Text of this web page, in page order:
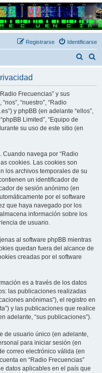
Identificarse
Registrarse
Frecuencias” y sus
“nuestro”, “Radio
y phpBB (en adelante “ellos”,
Limited”, “Equipo de
su uso de este sitio (en
Cuando navega por “Radio
cookies. Las cookies son
los archivos temporales de su
un identificador de
de sesión anónimo (en
por el software
que haya navegado por los
información sobre los
de usuario.
al software phpBB mientras
quedan fuera del alcance de
creadas por el software
es a través de los datos
las publicaciones realizadas
anónimas”), el registro en
y las publicaciones que realice
adelante, “sus publicaciones”).
de usuario único (en adelante,
para iniciar sesión (en
correo electrónico válida (en
en “Radio Frecuencias”
datos aplicables en el país que